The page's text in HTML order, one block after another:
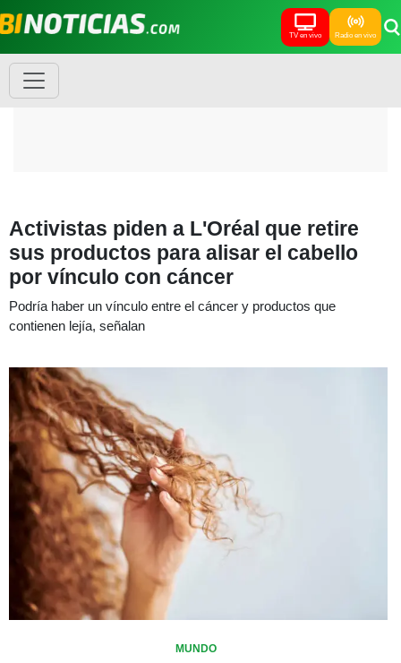
TV en vivo Radio en vivo
Activistas piden a L'Oréal que retire
sus productos para alisar el cabello
por vínculo con cáncer
Podría haber un vínculo entre el cáncer y productos que
contienen lejía, señalan
MUNDO